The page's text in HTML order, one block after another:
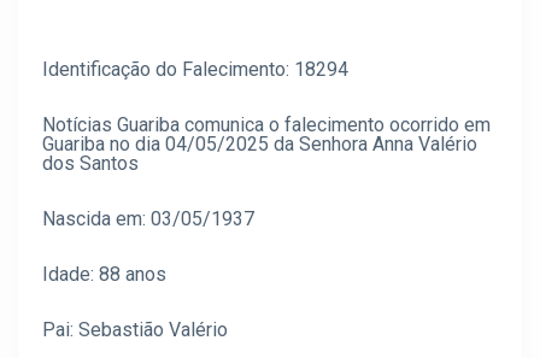
Identificação do Falecimento: 18294
Notícias Guariba comunica o falecimento ocorrido em
Guariba no dia 04/05/2025 da Senhora Anna Valério
dos Santos
Nascida em: 03/05/1937
Idade: 88 anos
Pai: Sebastião Valério